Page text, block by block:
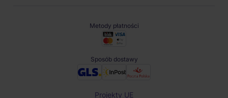
Metody płatności
Sposób dostawy
Projekty UE